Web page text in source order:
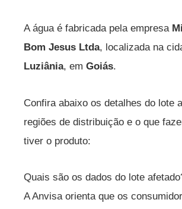
A água é fabricada pela empresa
Bom Jesus Ltda, localizada na
Luziânia, em Goiás.
Confira abaixo os detalhes do lote
regiões de distribuição e o que
tiver o produto:
Quais são os dados do lote
A Anvisa orienta que os